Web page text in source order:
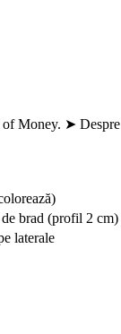
Money. ➤
brad (profil 2 cm)
laterale